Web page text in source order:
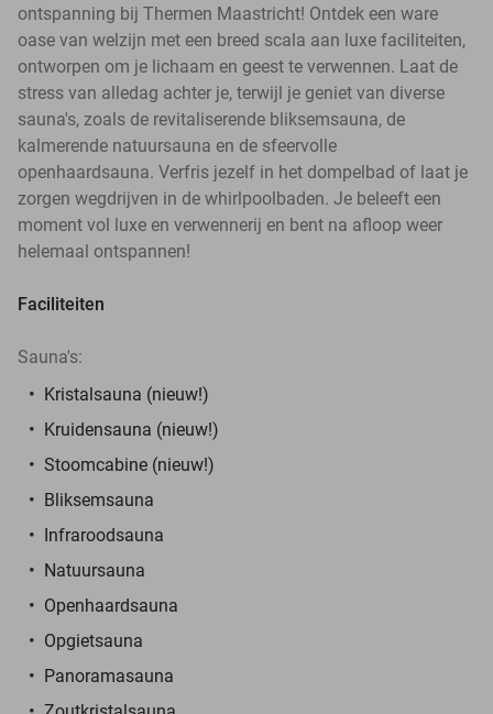
ontspanning bij Thermen Maastricht! Ontdek een ware
oase van welzijn met een breed scala aan luxe faciliteiten,
ontworpen om je lichaam en geest te verwennen. Laat de
stress van alledag achter je, terwijl je geniet van diverse
sauna's, zoals de revitaliserende bliksemsauna, de
kalmerende natuursauna en de sfeervolle
openhaardsauna. Verfris jezelf in het dompelbad of laat je
zorgen wegdrijven in de whirlpoolbaden. Je beleeft een
moment vol luxe en verwennerij en bent na afloop weer
helemaal ontspannen!
Faciliteiten
Sauna's:
Kristalsauna (nieuw!)
Kruidensauna (nieuw!)
Stoomcabine (nieuw!)
Bliksemsauna
Infraroodsauna
Natuursauna
Openhaardsauna
Opgietsauna
Panoramasauna